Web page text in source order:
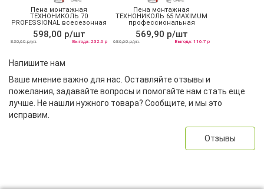
Пена монтажная
ТЕХНОНИКОЛЬ 70
PROFESSIONAL всесезонная
598,00 р/шт
830,60 р/уп Выгода: 232.6 р
Пена монтажная
ТЕХНОНИКОЛЬ 65 MAXIMUM
профессиональная
всесезонная
569,90 р/шт
686,60 р/уп Выгода: 116.7 р
Напишите нам
Ваше мнение важно для нас. Оставляйте отзывы и
пожелания, задавайте вопросы и помогайте нам стать еще
лучше. Не нашли нужного товара? Сообщите, и мы это
исправим.
Отзывы